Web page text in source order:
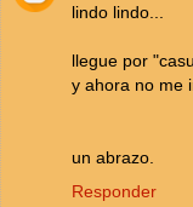
lindo lindo...
llegue por
y ahora no me
un abrazo.
Responder